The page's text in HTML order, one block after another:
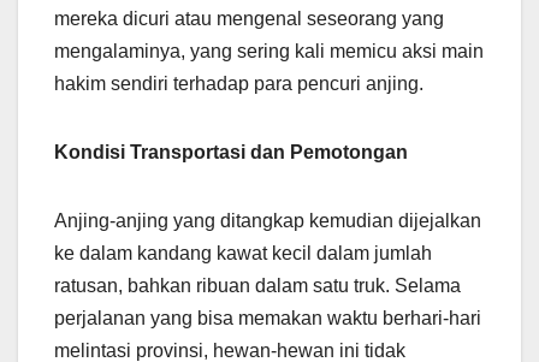
mereka dicuri atau mengenal seseorang yang
mengalaminya, yang sering kali memicu aksi main
hakim sendiri terhadap para pencuri anjing.
Kondisi Transportasi dan Pemotongan
Anjing-anjing yang ditangkap kemudian dijejalkan
ke dalam kandang kawat kecil dalam jumlah
ratusan, bahkan ribuan dalam satu truk. Selama
perjalanan yang bisa memakan waktu berhari-hari
melintasi provinsi, hewan-hewan ini tidak